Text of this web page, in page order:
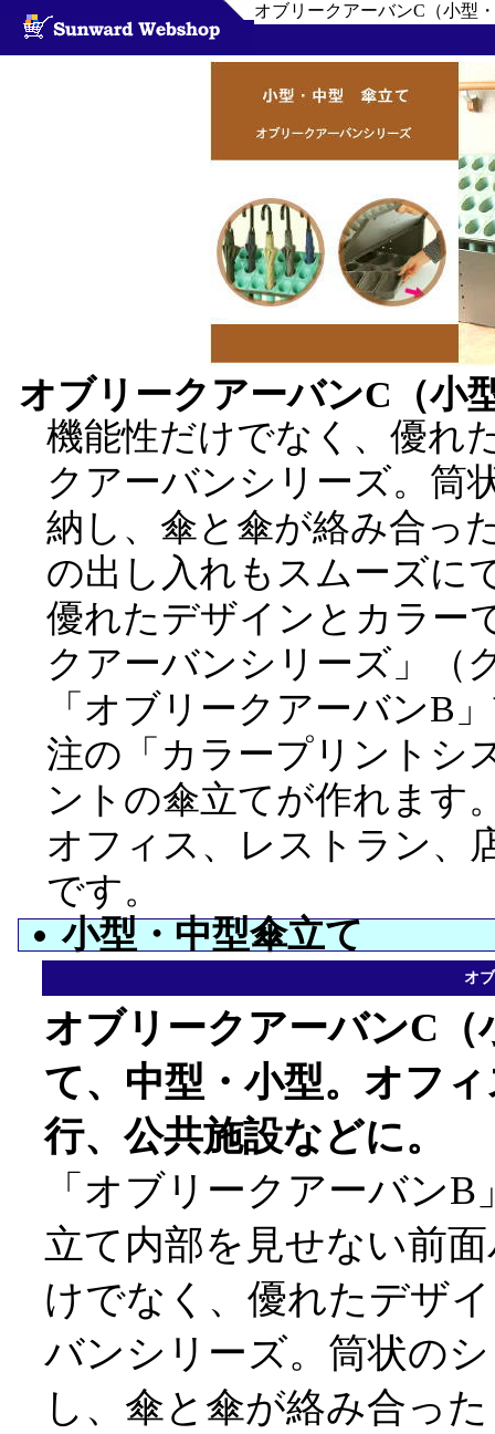
オブリークアーバンC（小
機能性だけでなく、優れ
クアーバンシリーズ。筒
納し、傘と傘が絡み合っ
の出し入れもスムーズに
優れたデザインとカラー
クアーバンシリーズ」（
「オブリークアーバンB
注の「カラープリントシ
ントの傘立てが作れます
オフィス、レストラン、
です。
小型・中型傘立て
オ
オブリークアーバンC（
て、中型・小型。オフ
行、公共施設などに。
「オブリークアーバン
立て内部を見せない前
けでなく、優れたデザ
バンシリーズ。筒状の
し、傘と傘が絡み合っ
オブリークアーバンC（小型